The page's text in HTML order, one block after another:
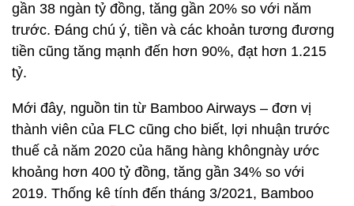
gần 38 ngàn tỷ đồng, tăng gần 20% so với năm
trước. Đáng chú ý, tiền và các khoản tương đương
tiền cũng tăng mạnh đến hơn 90%, đạt hơn 1.215
tỷ.
Mới đây, nguồn tin từ Bamboo Airways – đơn vị
thành viên của FLC cũng cho biết, lợi nhuận trước
thuế cả năm 2020 của hãng hàng khôngnày ước
khoảng hơn 400 tỷ đồng, tăng gần 34% so với
2019. Thống kê tính đến tháng 3/2021, Bamboo